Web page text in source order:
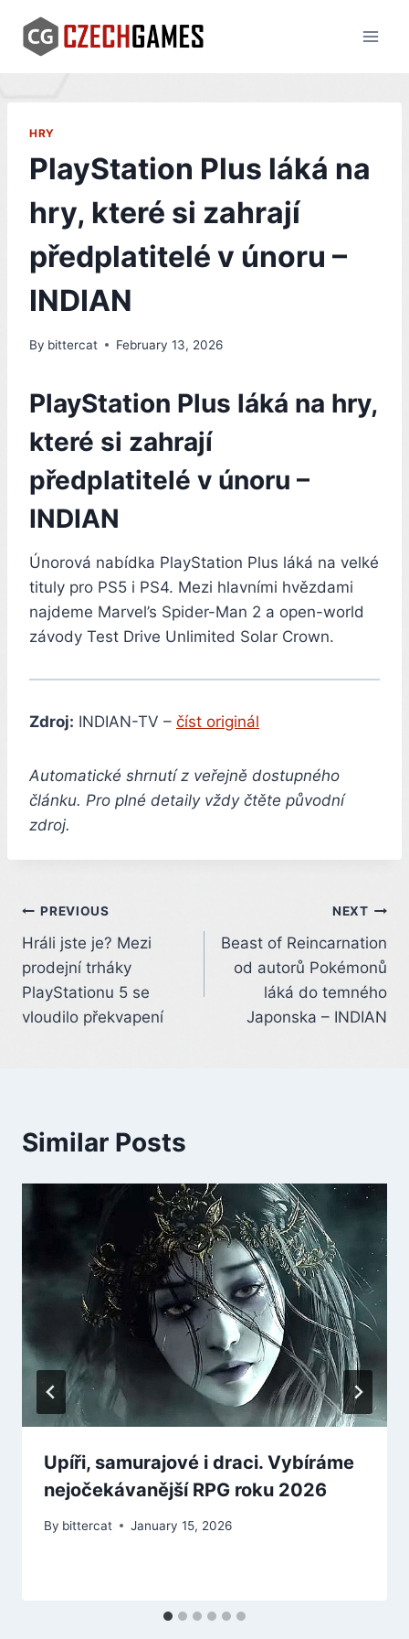
content
HRY
PlayStation Plus láká na
hry, které si zahrají
předplatitelé v únoru –
INDIAN
By bittercat February 13, 2026
PlayStation Plus láká na hry,
které si zahrají
předplatitelé v únoru –
INDIAN
Únorová nabídka PlayStation Plus láká na velké
tituly pro PS5 i PS4. Mezi hlavními hvězdami
najdeme Marvel’s Spider-Man 2 a open-world
závody Test Drive Unlimited Solar Crown.
Zdroj: INDIAN-TV – číst originál
Automatické shrnutí z veřejně dostupného
článku. Pro plné detaily vždy čtěte původní
zdroj.
Post
navigation
PREVIOUS
Hráli jste je? Mezi
prodejní trháky
PlayStationu 5 se
vloudilo překvapení
NEXT
Beast of Reincarnation
od autorů Pokémonů
láká do temného
Japonska – INDIAN
Similar Posts
Upíři, samurajové i draci. Vybíráme
nejočekávanější RPG roku 2026
By bittercat January 15, 2026